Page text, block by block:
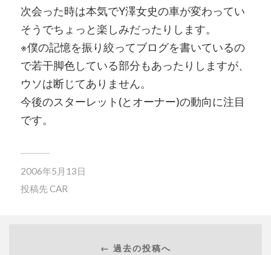
次会った時は本気でY澤女史の車が変わってい
そうでちょっと楽しみだったりします。
※僕の記憶を振り絞ってブログを書いているの
で若干脚色している部分もあったりしますが、
ウソは断じてありません。
今後のスターレット(とオーナー)の動向に注目
です。
2006年5月13日
投稿先 CAR
← 過去の投稿へ